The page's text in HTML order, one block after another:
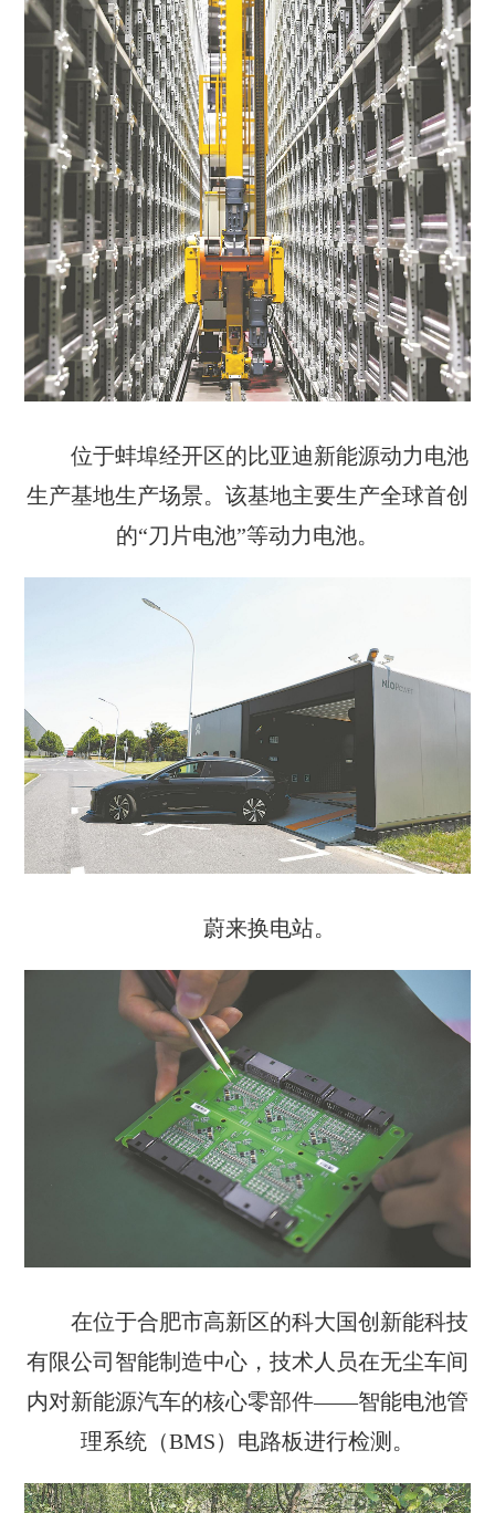
位于蚌埠经开区的比亚迪新能源动力电池
生产基地生产场景。该基地主要生产全球首创
的“刀片电池”等动力电池。
蔚来换电站。
在位于合肥市高新区的科大国创新能科技
有限公司智能制造中心，技术人员在无尘车间
内对新能源汽车的核心零部件——智能电池管
理系统（BMS）电路板进行检测。